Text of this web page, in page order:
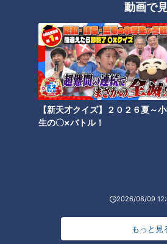
動画で
【新天才クイズ】２０２６夏～
生の〇×バトル！
2026/08/09
もっと見
「心筋梗塞」生死の分かれ
さ”もきっかけに！発症前